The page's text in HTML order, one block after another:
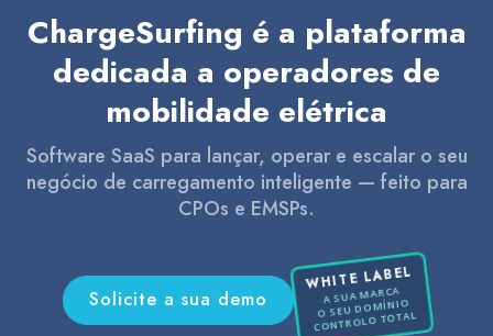
ChargeSurfing é a plataforma
dedicada a operadores de
mobilidade elétrica
Software SaaS para lançar, operar e escalar o seu
negócio de carregamento inteligente — feito para
CPOs e EMSPs.
Solicite a sua demo
WHITE LABEL
A SUA MARCA
O SEU DOMÍNIO
CONTROLO TOTAL